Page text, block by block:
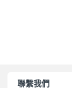
聯繫我們